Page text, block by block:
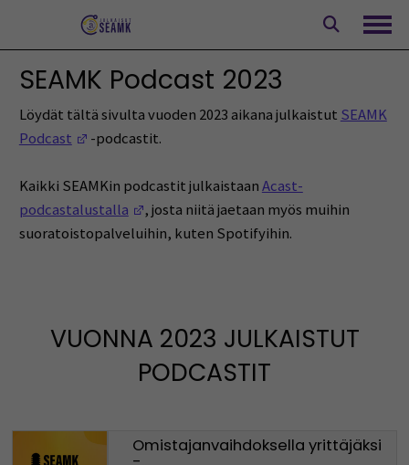
SEAMK Podcast 2023
Löydät tältä sivulta vuoden 2023 aikana julkaistut SEAMK
Podcast
(Opens in a new window)
-podcastit.
Kaikki SEAMKin podcastit julkaistaanAcast-
podcastalustalla
(Opens in a new window)
, josta niitä jaetaan myös muihin
suoratoistopalveluihin, kuten Spotifyihin.
VUONNA 2023 JULKAISTUT
PODCASTIT
Omistajanvaihdoksella yrittäjäksi